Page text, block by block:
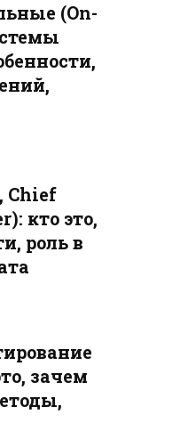
(On-
Chief
кто это,
роль в
зачем